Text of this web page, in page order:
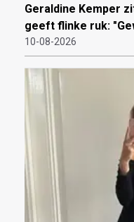
Geraldine Kemper
geeft flinke ruk:
10-08-2026